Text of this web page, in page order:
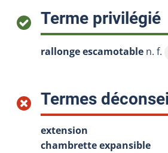
Terme privilégié:
rallonge escamotable n. f.
Termes
extension
chambrette expansible